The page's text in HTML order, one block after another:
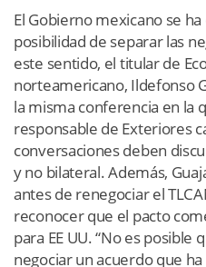
El Gobierno mexicano se
posibilidad de separar las
este sentido, el titular de
norteamericano, Ildefonso
la misma conferencia en la
responsable de Exteriores
conversaciones deben
y no bilateral. Además,
antes de renegociar el
reconocer que el pacto
para EE UU. “No es posible
negociar un acuerdo que